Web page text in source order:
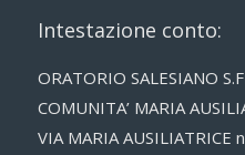
Intestazione conto:
ORATORIO SALESIANO
COMUNITA’ MARIA
VIA MARIA AUSILIATRICE